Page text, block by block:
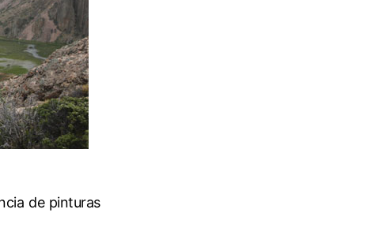
de pinturas